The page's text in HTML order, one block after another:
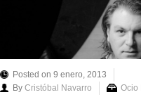
Posted on 9 enero, 2013
By Cristóbal Navarro Ocio